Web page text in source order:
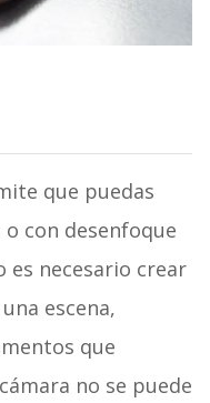
que puedas
con desenfoque
es necesario crear
escena,
que
no se puede